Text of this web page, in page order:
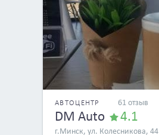
АВТОЦЕНТР 61 отзыв
DM Auto 4.1
г.Минск, ул. Колесникова, 44